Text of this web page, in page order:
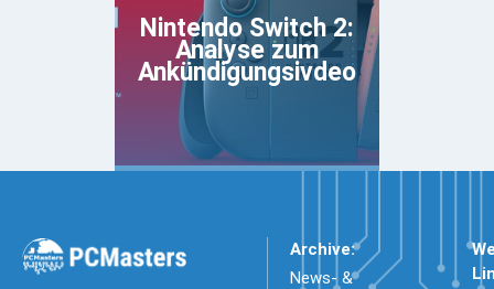
Nintendo Switch 2:
Analyse zum
Ankündigungsivdeo
Archive:
News- &